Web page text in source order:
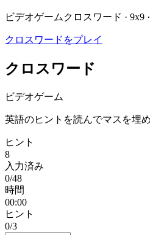
ビデオゲームクロスワード · 9x9
クロスワードをプレイ
クロスワード
ビデオゲーム
英語のヒントを読んでマスを埋
ヒント
8
入力済み
0/48
時間
00:00
ヒント
0/3